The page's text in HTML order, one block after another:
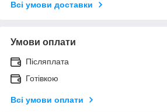
Всі умови доставки
Умови оплати
Післяплата
Готівкою
Всі умови оплати